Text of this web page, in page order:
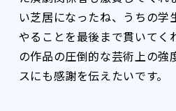
い芝居になったね、うちの学
やることを最後まで貫いてく
の作品の圧倒的な芸術上の強
スにも感謝を伝えたいです。